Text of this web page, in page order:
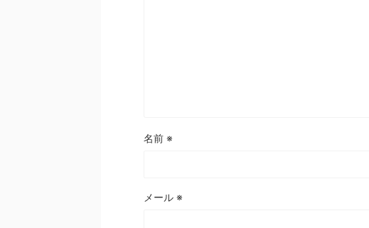
名前 ※
メール ※